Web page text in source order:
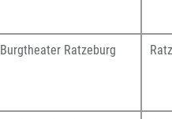
Burgtheater Ratzeburg